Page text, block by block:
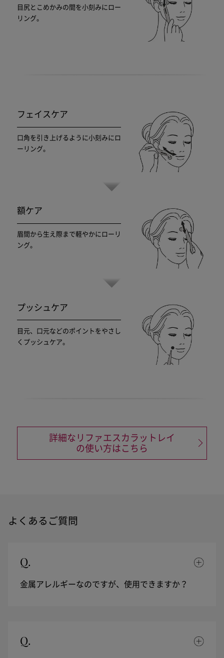
目尻とこめかみの間を小刻みにロー
リング。
フェイスケア
口角を引き上げるように小刻みにロ
ーリング。
額ケア
眉間から生え際まで軽やかにローリ
ング。
プッシュケア
目元、口元などのポイントをやさし
くプッシュケア。
詳細なリファエスカラットレイ
の使い方はこちら
よくあるご質問
Q.
金属アレルギーなのですが、使用できますか？
Q.